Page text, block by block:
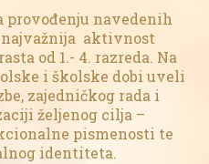
provođenju navedenih
aktivnost
od 1.- 4. razreda. Na
i školske dobi uveli
zajedničkog rada i
željenog cilja –
pismenosti te
identiteta.